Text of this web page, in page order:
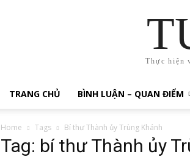
Thực hiện
TRANG CHỦ BÌNH LUẬN – QUAN ĐIỂM
Home Tags Bí thư Thành ủy Trùng Khánh
Tag: bí thư Thành ủy